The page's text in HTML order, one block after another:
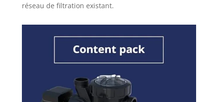
pays.
réseau de filtration existant.